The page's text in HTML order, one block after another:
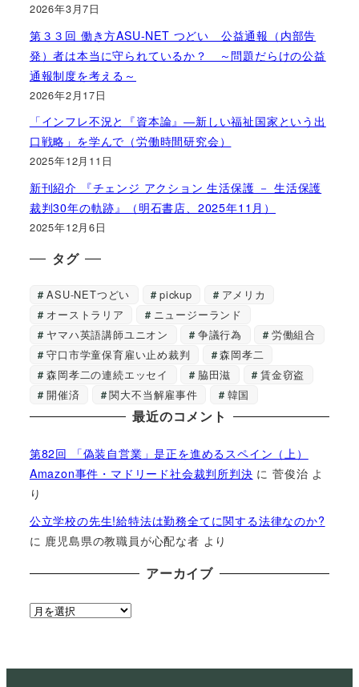
2026年3月7日
第３３回 働き方ASU-NET つどい 公益通報（内部告
発）者は本当に守られているか？ ～問題だらけの公益
通報制度を考える～
2026年2月17日
「インフレ不況と『資本論』―新しい福祉国家という出
口戦略」を学んで（労働時間研究会）
2025年12月11日
新刊紹介 『チェンジ アクション 生活保護 － 生活保護
裁判30年の軌跡』（明石書店、2025年11月）
2025年12月6日
タグ
ASU-NETつどい pickup
アメリカ
オーストラリア
ニュージーランド
ヤマハ英語講師ユニオン
争議行為
労働組合
守口市学童保育雇い止め裁判
森岡孝二
森岡孝二の連続エッセイ
脇田滋
賃金窃盗
開催済
関大不当解雇事件 韓国
最近のコメント
第82回 「偽装自営業」是正を進めるスペイン（上）
Amazon事件・マドリード社会裁判所判決 に菅俊治 よ
り
公立学校の先生!給特法は勤務全てに関する法律なのか?
に 鹿児島県の教職員が心配な者 より
アーカイブ
ア
イ